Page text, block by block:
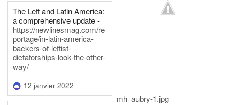
The Left and Latin America:
a comprehensive update -
https://newlinesmag.com/re
portage/in-latin-america-
backers-of-leftist-
dictatorships-look-the-other-
way/
12 janvier 2022
mh_aubry-1.jpg